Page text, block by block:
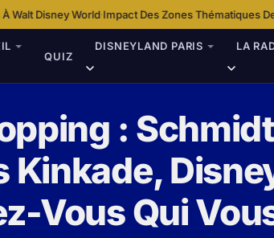
·Impact Des Zones Thématiques De Disneyland Paris
QUIZ
DISNEYLAND PARIS LA
:
Kinkade,
Vous Qui